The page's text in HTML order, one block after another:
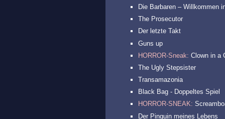
Die Barbaren – Willkommen
The Prosecutor
Der letzte Takt
Guns up
HORROR-Sneak: Clown in a
The Ugly Stepsister
Transamazonia
Black Bag - Doppeltes Spiel
HORROR-SNEAK:
Der Pinguin meines Lebens